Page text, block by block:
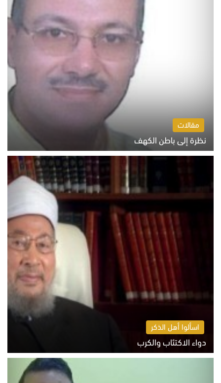
مقالات
نظرة إلى باطن الكهف
السبت 8 أغسطس 2026 11:04 ص
اسألوا أهل الذكر
دواء الاكتئاب والكرب
السبت 8 أغسطس 2026 10:54 ص